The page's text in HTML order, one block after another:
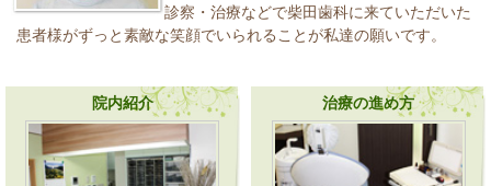
診察・治療などで柴田歯科に来ていただいた
患者様がずっと素敵な笑顔でいられることが私達の願いです。
院内紹介 治療の進め方